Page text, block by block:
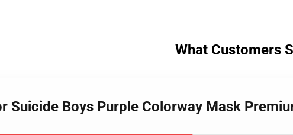
What Customers
Suicide Boys Purple Colorway Mask